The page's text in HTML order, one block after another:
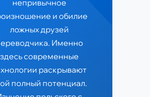
непривычное
и обилие
ложных друзей
Именно
здесь современные
раскрывают
полный потенциал.